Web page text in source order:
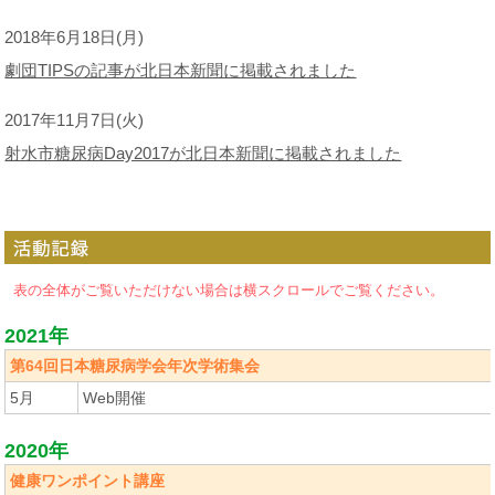
2018年6月18日(月)
劇団TIPSの記事が北日本新聞に掲載されました
2017年11月7日(火)
射水市糖尿病Day2017が北日本新聞に掲載されました
表の全体がご覧いただけない場合は横スクロールでご覧ください。
2021年
第64回日本糖尿病学会年次学術集会
5月
Web開催
2020年
健康ワンポイント講座